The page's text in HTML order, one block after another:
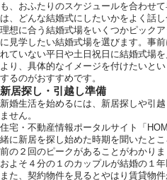
も、おふたりのスケジュールを合わせ
は、どんな結婚式にしたいかをよく話
理想に合う結婚式場をいくつかピック
に見学したい結婚式場を選びます。事
れていない平日や土日祝日に結婚式場を
より、具体的なイメージを付けたいと
するのがおすすめです。
新居探し・引越し準備
新婚生活を始めるには、新居探しや引
ません。
住宅・不動産情報ポータルサイト「
緒に新居を探し始めた時期を聞いたと
前の２回のピークがあることがわかり
およそ４分の１のカップルが結婚の１
また、契約物件を見るとやはり賃貸物